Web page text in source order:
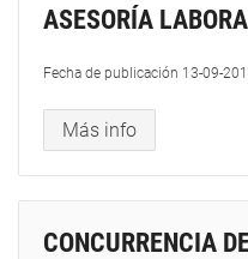
ASESORÍA
Fecha de publicación 13-09-
Más info
CONCURRENCIA